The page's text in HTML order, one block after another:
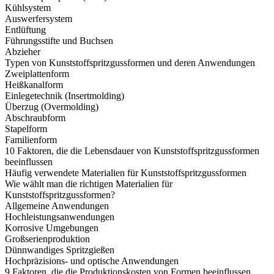
Kühlsystem
Auswerfersystem
Entlüftung
Führungsstifte und Buchsen
Abzieher
Typen von Kunststoffspritzgussformen und deren Anwendungen
Zweiplattenform
Heißkanalform
Einlegetechnik (Insertmolding)
Überzug (Overmolding)
Abschraubform
Stapelform
Familienform
10 Faktoren, die die Lebensdauer von Kunststoffspritzgussformen
beeinflussen
Häufig verwendete Materialien für Kunststoffspritzgussformen
Wie wählt man die richtigen Materialien für
Kunststoffspritzgussformen?
Allgemeine Anwendungen
Hochleistungsanwendungen
Korrosive Umgebungen
Großserienproduktion
Dünnwandiges Spritzgießen
Hochpräzisions- und optische Anwendungen
9 Faktoren, die die Produktionskosten von Formen beeinflussen